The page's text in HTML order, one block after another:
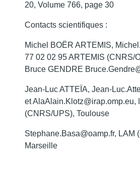
20, Volume 766, page 30
Contacts scientifiques :
Michel BOËR ARTEMIS,
77 02 02 95 ARTEMIS (CNRS/
Bruce GENDRE
Jean-Luc ATTEÏA, Jean-
et AlaAlain.Klotz@irap.omp.eu,
(CNRS/UPS), Toulouse
Stephane.Basa@oamp.fr, LAM
Marseille